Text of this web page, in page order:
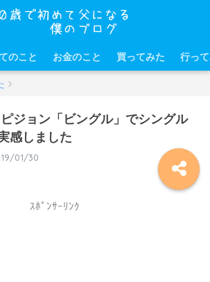
のこと お金のこと 買ってみた 行っ
ジョン「ビングル」でシングル
感しました
01/30
ｽﾎﾟﾝｻｰﾘﾝｸ